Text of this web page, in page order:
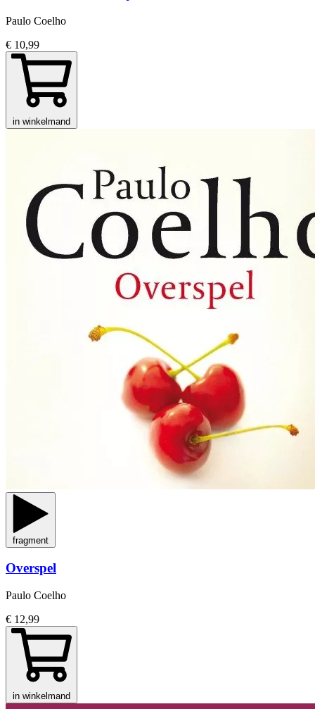
Paulo Coelho
€ 10,99
in winkelmand
fragment
Overspel
Paulo Coelho
€ 12,99
in winkelmand